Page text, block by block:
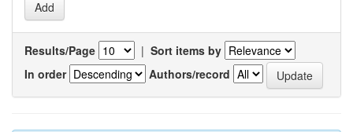
Results/Page | Sort items by
In order
Authors/record